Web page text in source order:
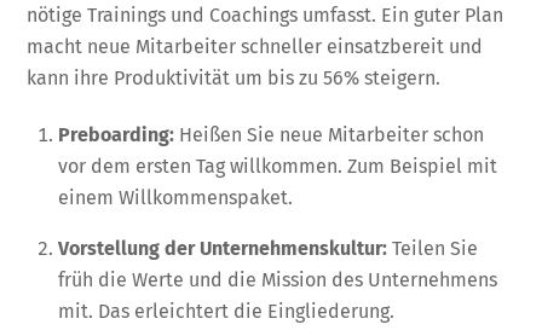
nötige Trainings und Coachings umfasst. Ein guter Plan
macht neue Mitarbeiter schneller einsatzbereit und
kann ihre Produktivität um bis zu 56% steigern.
Preboarding: Heißen Sie neue Mitarbeiter schon
vor dem ersten Tag willkommen. Zum Beispiel mit
einem Willkommenspaket.
Vorstellung der Unternehmenskultur: Teilen Sie
früh die Werte und die Mission des Unternehmens
mit. Das erleichtert die Eingliederung.